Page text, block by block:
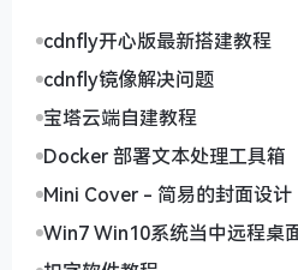
cdnfly开心版最新搭建教程
cdnfly镜像解决问题
宝塔云端自建教程
Docker 部署文本处理工具箱
Mini Cover - 简易的封面设计
Win7 Win10系统当中远程桌
除